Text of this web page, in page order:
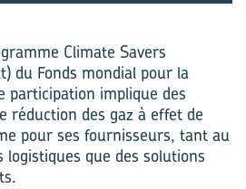
Climate Savers
du Fonds mondial pour la
participation implique des
réduction des gaz à effet de
pour ses fournisseurs, tant au
logistiques que des solutions